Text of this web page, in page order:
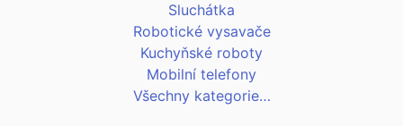
Sluchátka
Robotické vysavače
Kuchyňské roboty
Mobilní telefony
Všechny kategorie…